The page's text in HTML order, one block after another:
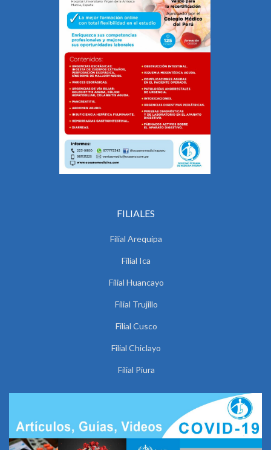
FILIALES
Filial Arequipa
Filial Ica
Filial Huancayo
Filial Trujillo
Filial Cusco
Filial Chiclayo
Filial Piura